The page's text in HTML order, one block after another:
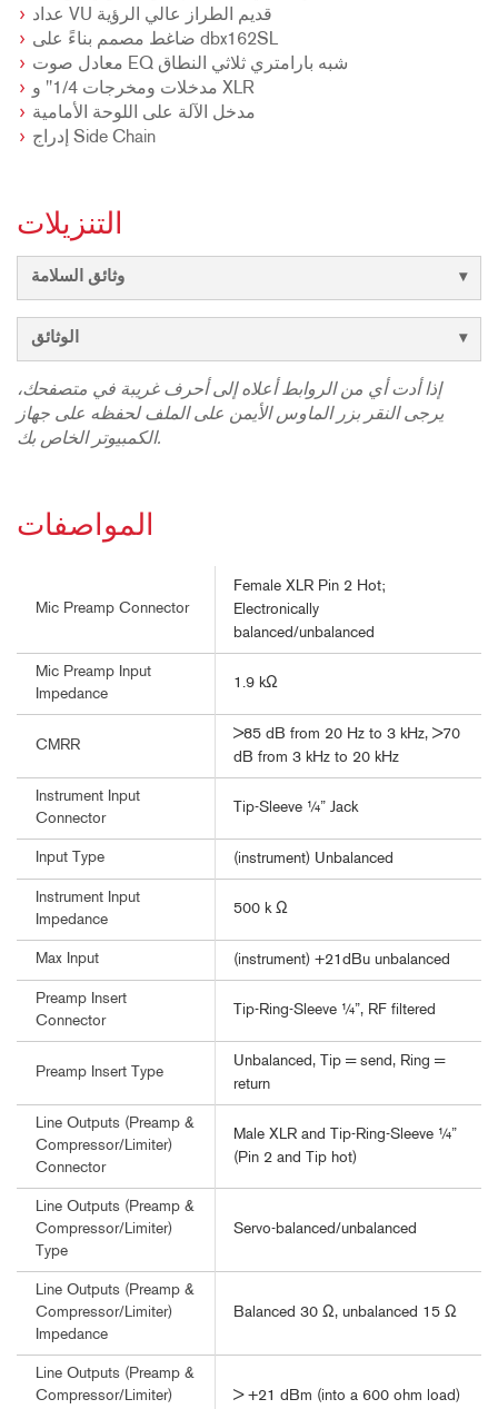
عداد VU قديم الطراز عالي الرؤية
ضاغط مصمم بناءً على dbx162SL
معادل صوت EQ شبه بارامتري ثلاثي النطاق
مدخلات ومخرجات 1/4" و XLR
مدخل الآلة على اللوحة الأمامية
إدراج Side Chain
التنزيلات
وثائق السلامة
الوثائق
إذا أدت أي من الروابط أعلاه إلى أحرف غريبة في متصفحك،
يرجى النقر بزر الماوس الأيمن على الملف لحفظه على جهاز
الكمبيوتر الخاص بك.
المواصفات
Mic Preamp Connector
Female XLR Pin 2 Hot;
Electronically
balanced/unbalanced
Mic Preamp Input
Impedance
1.9 kΩ
CMRR
>85 dB from 20 Hz to 3 kHz, >70
dB from 3 kHz to 20 kHz
Instrument Input
Connector
Tip-Sleeve ¼” Jack
Input Type (instrument) Unbalanced
Instrument Input
Impedance
500 k Ω
Max Input (instrument) +21dBu unbalanced
Preamp Insert
Connector
Tip-Ring-Sleeve ¼”, RF filtered
Preamp Insert Type
Unbalanced, Tip = send, Ring =
return
Line Outputs (Preamp &
Compressor/Limiter)
Connector
Male XLR and Tip-Ring-Sleeve ¼”
(Pin 2 and Tip hot)
Line Outputs (Preamp &
Compressor/Limiter)
Type
Servo-balanced/unbalanced
Line Outputs (Preamp &
Compressor/Limiter)
Impedance
Balanced 30 Ω, unbalanced 15 Ω
Line Outputs (Preamp &
Compressor/Limiter)
> +21 dBm (into a 600 ohm load)